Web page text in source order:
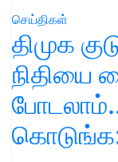
செய்திகள்
திமுக
நிதியை
கொடுங்க: